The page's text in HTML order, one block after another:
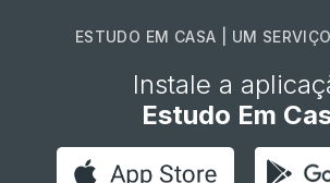
ESTUDO EM CASA | UM
Instale a
Estudo Em